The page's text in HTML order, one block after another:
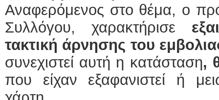
Αναφερόμενος στο θέμα, ο
Συλλόγου, χαρακτήρισε
τακτική άρνησης του
συνεχιστεί αυτή η κατάσταση,
που είχαν εξαφανιστεί ή